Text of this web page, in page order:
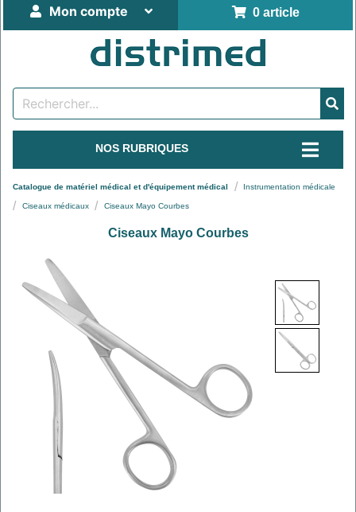
0 article
Mon compte
NOS RUBRIQUES
Catalogue de matériel médical et d'équipement médical Instrumentation médicale
Ciseaux médicaux Ciseaux Mayo Courbes
Ciseaux Mayo Courbes